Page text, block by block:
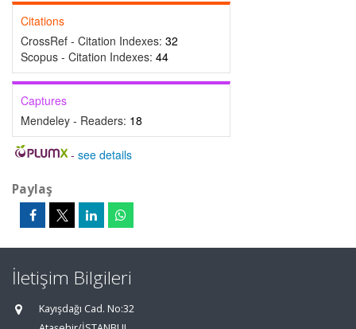
Citations
CrossRef - Citation Indexes: 32
Scopus - Citation Indexes: 44
Captures
Mendeley - Readers: 18
- see details
Paylaş
İletişim Bilgileri
Kayışdağı Cad. No:32